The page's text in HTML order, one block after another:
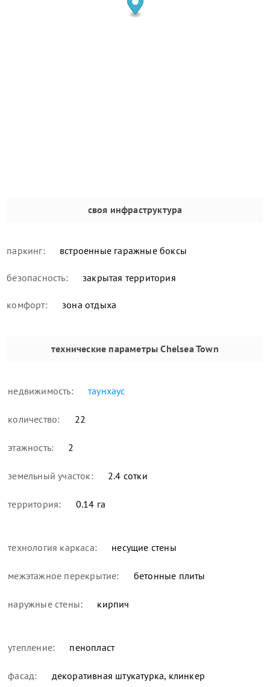
своя инфраструктура
паркинг: встроенные гаражные боксы
безопасность: закрытая территория
комфорт: зона отдыха
технические параметры Chelsea Town
недвижимость: таунхаус
количество: 22
этажность: 2
земельный участок: 2.4 сотки
территория: 0.14 га
технология каркаса: несущие стены
межэтажное перекрытие: бетонные плиты
наружные стены: кирпич
утепление: пенопласт
фасад: декоративная штукатурка, клинкер